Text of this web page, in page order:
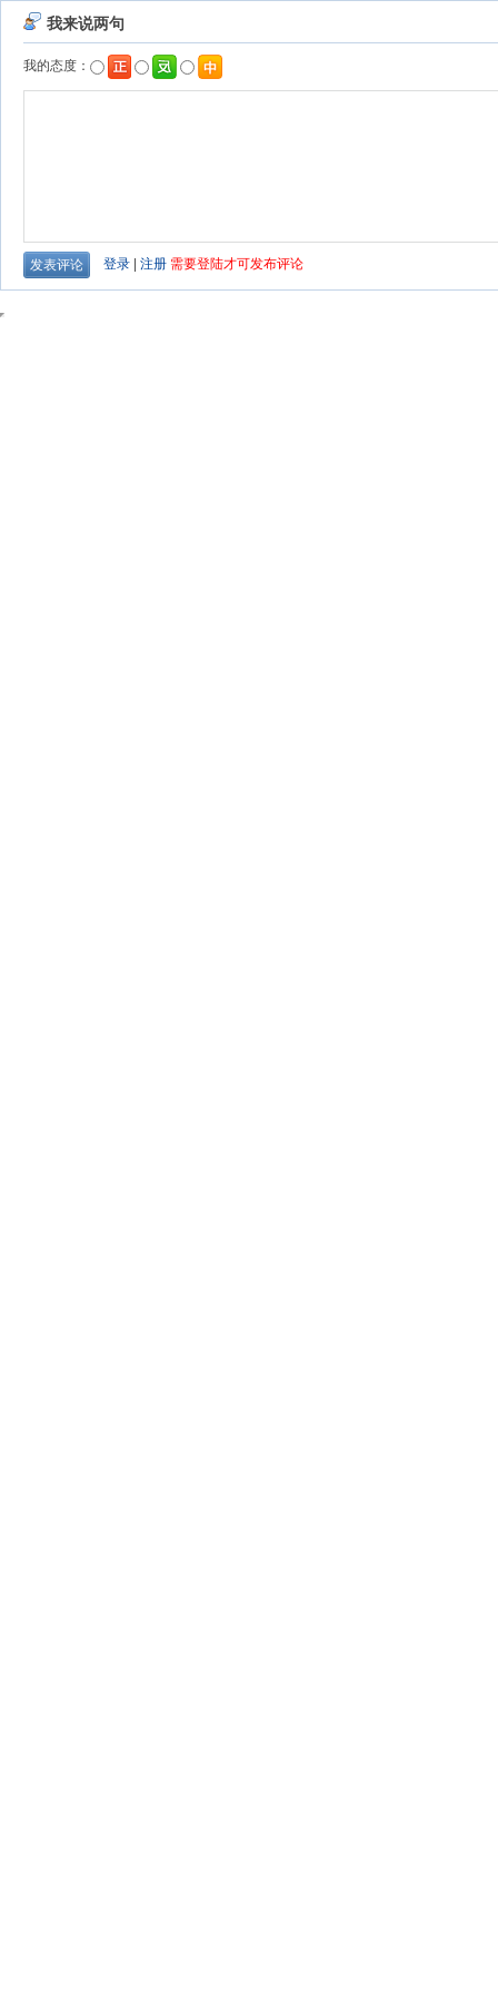
我来说两句
我的态度：
登录 注册 需要登陆才可发布评论